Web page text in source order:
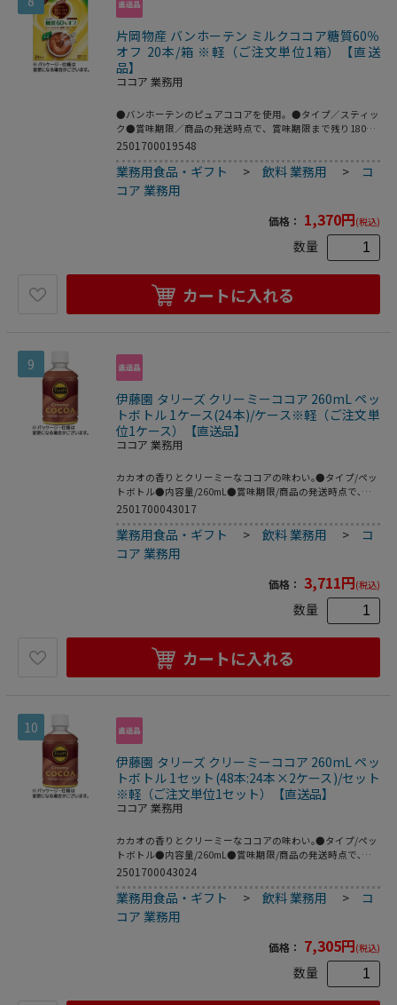
片岡物産 バンホーテン ミルクココア糖質60％
オフ 20本/箱 ※軽（ご注文単位1箱）【直送
品】
ココア 業務用
●バンホーテンのピュアココアを使用。●タイプ／スティッ
ク●賞味期限／商品の発送時点で、賞味期限まで残り180日
以上の商品をお届けします。●1箱=20本※メーカー都合に
ざいます。●おいしさそのまま糖質60%オフ。
2501700019548
業務用食品・ギフト >飲料 業務用 > コ
コア 業務用
価格： 1,370円(税込)
数量
カートに入れる
9
伊藤園 タリーズ クリーミーココア 260mL ペッ
トボトル 1ケース(24本)/ケース※軽（ご注文単
位1ケース）【直送品】
ココア 業務用
カカオの香りとクリーミーなココアの味わい｡●タイプ/ペッ
トボトル●内容量/260mL●賞味期限/商品の発送時点で､賞
味期限まで残り90日以上の商品をお届けします｡●シリーズ
ジデザインおよび仕様が変更になる場合がございます｡
2501700043017
業務用食品・ギフト >飲料 業務用 > コ
コア 業務用
価格： 3,711円(税込)
数量
カートに入れる
10
伊藤園 タリーズ クリーミーココア 260mL ペッ
トボトル 1セット(48本:24本×2ケース)/セット
※軽（ご注文単位1セット）【直送品】
ココア 業務用
カカオの香りとクリーミーなココアの味わい｡●タイプ/ペッ
トボトル●内容量/260mL●賞味期限/商品の発送時点で､賞
味期限まで残り90日以上の商品をお届けします｡●シリーズ
り､パッケージデザインおよび仕様が変更になる場合がござ
います｡
2501700043024
業務用食品・ギフト >飲料 業務用 > コ
コア 業務用
価格： 7,305円(税込)
数量